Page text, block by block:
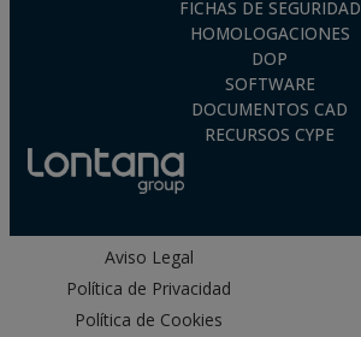
FICHAS DE SEGURIDAD
HOMOLOGACIONES
DOP
SOFTWARE
DOCUMENTOS CAD
RECURSOS CYPE
Aviso Legal
Política de Privacidad
Política de Cookies